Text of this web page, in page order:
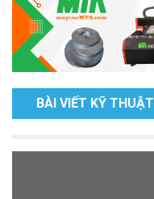
BÀI VIẾT KỸ THUẬT